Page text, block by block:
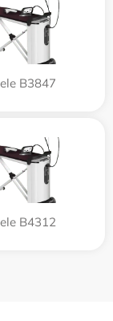
B3847
B4312